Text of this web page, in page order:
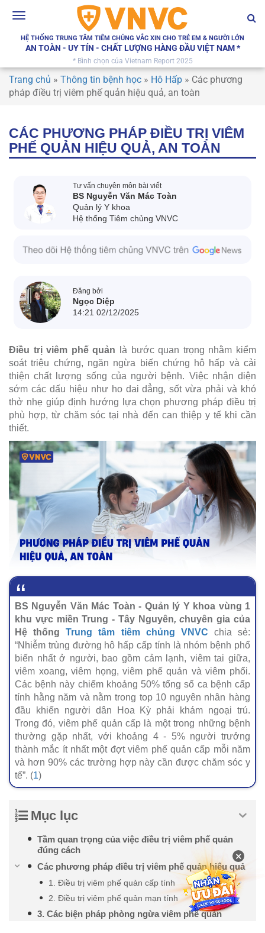
Toggle
HỆ THỐNG TRUNG TÂM TIÊM CHỦNG VẮC XIN CHO TRẺ EM & NGƯỜI LỚN
AN TOÀN - UY TÍN - CHẤT LƯỢNG HÀNG ĐẦU VIỆT NAM *
* Bình chọn của Vietnam Report 2025
Trang chủ » Thông tin bệnh học » Hô Hấp » Các phương
pháp điều trị viêm phế quản hiệu quả, an toàn
CÁC PHƯƠNG PHÁP ĐIỀU TRỊ VIÊM
PHẾ QUẢN HIỆU QUẢ, AN TOÀN
Tư vấn chuyên môn bài viết
BS Nguyễn Văn Mác Toàn
Quản lý Y khoa
Hệ thống Tiêm chủng VNVC
Đăng bởi
Ngọc Diệp
14:21 02/12/2025
Điều trị viêm phế quản là bước quan trọng nhằm kiểm
soát triệu chứng, ngăn ngừa biến chứng hô hấp và cải
thiện chất lượng sống của người bệnh. Việc nhận diện
sớm các dấu hiệu như ho dai dẳng, sốt vừa phải và khó
thở nhẹ giúp định hướng lựa chọn phương pháp điều trị
phù hợp, từ chăm sóc tại nhà đến can thiệp y tế khi cần
thiết.
BS Nguyễn Văn Mác Toàn - Quản lý Y khoa vùng 1
khu vực miền Trung - Tây Nguyên, chuyên gia của
Hệ thốngTrung tâm tiêm chủng VNVC chia sẻ:
“Nhiễm trùng đường hô hấp cấp tính là nhóm bệnh phổ
biến nhất ở người, bao gồm cảm lạnh, viêm tai giữa,
viêm xoang, viêm họng, viêm phế quản và viêm phổi.
Các bệnh này chiếm khoảng 50% tổng số ca bệnh cấp
tính hằng năm và nằm trong top 10 nguyên nhân hàng
đầu khiến người dân Hoa Kỳ phải khám ngoại trú.
Trong đó, viêm phế quản cấp là một trong những bệnh
thường gặp nhất, với khoảng 4 - 5% người trưởng
thành mắc ít nhất một đợt viêm phế quản cấp mỗi năm
và hơn 90% các trường hợp này cần được chăm sóc y
tế”. (1)
Mục lục
Tầm quan trọng của việc điều trị viêm phế quản
đúng cách
Các phương pháp điều trị viêm phế quản hiệu quả
1. Điều trị viêm phế quản cấp tính
2. Điều trị viêm phế quản mạn tính
3. Các biện pháp phòng ngừa viêm phế quản
×